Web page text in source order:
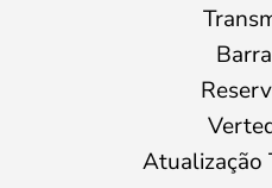
Atualização